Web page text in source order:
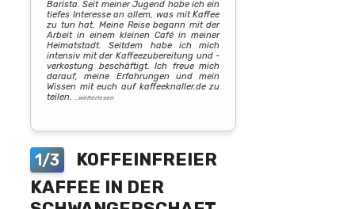
Barista. Seit meiner Jugend habe ich ein
tiefes Interesse an allem, was mit Kaffee
zu tun hat. Meine Reise begann mit der
Arbeit in einem kleinen Café in meiner
Heimatstadt. Seitdem habe ich mich
intensiv mit der Kaffeezubereitung und -
verkostung beschäftigt. Ich freue mich
darauf, meine Erfahrungen und mein
Wissen mit euch auf kaffeeknaller.de zu
teilen.
…weiterlesen
1/3
KOFFEINFREIER
KAFFEE IN DER